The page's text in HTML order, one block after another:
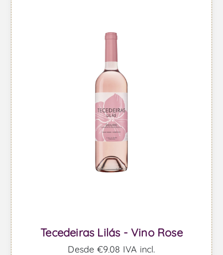
Tecedeiras Lilás - Vino Rose
Desde €9,08 IVA incl.